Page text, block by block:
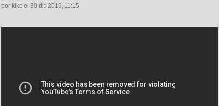
por kiko el 30 dic 2019, 11:15